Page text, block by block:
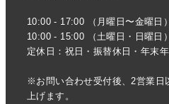
10:00 - 17:00 （月曜日〜金曜日）
10:00 - 15:00 （土曜日・日曜日）
定休日：祝日・振替休日・年末
※お問い合わせ受付後、2営業日
上げます。